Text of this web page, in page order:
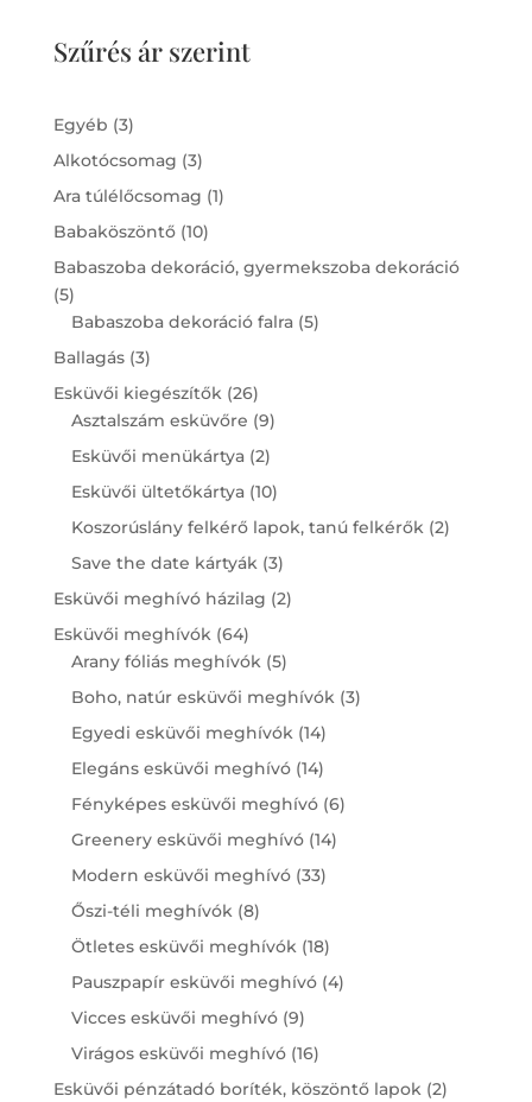
Szűrés ár szerint
Egyéb 33
products
Alkotócsomag 33
products
Ara túlélőcsomag 11
Babaköszöntő 1010
products
Babaszoba dekoráció, gyermekszoba dekoráció
55
products
Babaszoba dekoráció falra 55
Ballagás 33
products
Esküvői kiegészítők 2626
products
Asztalszám esküvőre 99
products
Esküvői menükártya 22
products
Esküvői ültetőkártya 1010
products
Koszorúslány felkérő lapok, tanú felkérők 22
Save the date kártyák 33
products
Esküvői meghívó házilag 22
Esküvői meghívók 6464
products
Arany fóliás meghívók 55
products
Boho, natúr esküvői meghívók 33
Egyedi esküvői meghívók 1414
products
Elegáns esküvői meghívó 1414
products
Fényképes esküvői meghívó 66
Greenery esküvői meghívó 1414
Modern esküvői meghívó 3333
Őszi-téli meghívók 88
products
Ötletes esküvői meghívók 1818
products
Pauszpapír esküvői meghívó 44
Vicces esküvői meghívó 99
products
Virágos esküvői meghívó 1616
products
Esküvői pénzátadó boríték, köszöntő lapok 22